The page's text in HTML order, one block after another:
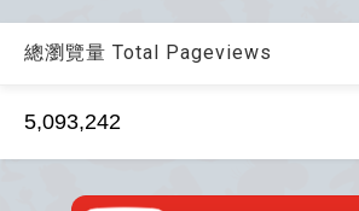
總瀏覽量 Total Pageviews
5,093,242